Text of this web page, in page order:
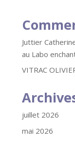
Juttier
au Labo
VITRAC
juillet 2026
mai 2026